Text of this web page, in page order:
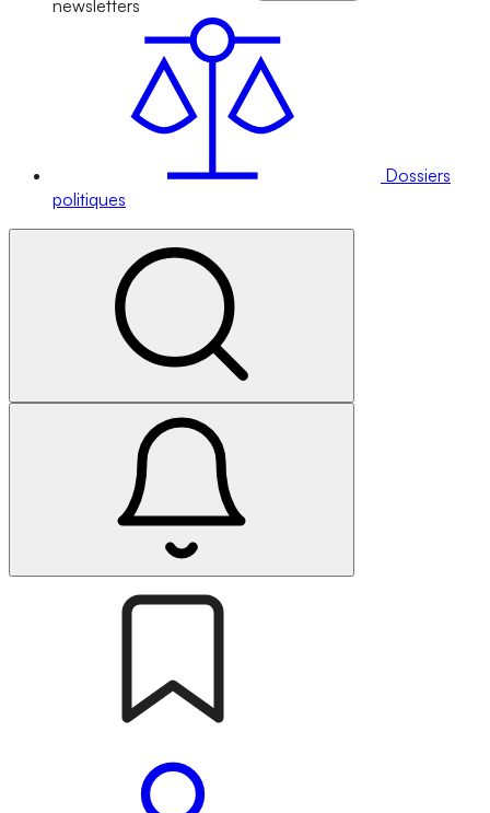
newsletters
Dossiers
politiques